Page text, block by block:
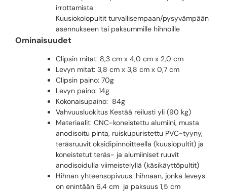
irrottamista
Kuusiokolopultit turvallisempaan/pysyvämpään
asennukseen tai paksummille hihnoille
Ominaisuudet
Clipsin mitat: 8,3 cm x 4,0 cm x 2,0 cm
Levyn mitat: 3,8 cm x 3,8 cm x 0,7 cm
Clipsin paino: 70g
Levyn paino: 14g
Kokonaisupaino: 84g
Vahvuusluokitus Kestää reilusti yli (90 kg)
Materiaalit: CNC-koneistettu alumiini, musta
anodisoitu pinta, ruiskupuristettu PVC-tyyny,
teräsruuvit oksidipinnoitteella (kuusiopultit) ja
koneistetut teräs- ja alumiiniset ruuvit
anodisoidulla viimeistelyllä (käsikäyttöpultit)
Hihnan yhteensopivuus: hihnaan, jonka leveys
on enintään 6,4 cm ja paksuus 1,5 cm